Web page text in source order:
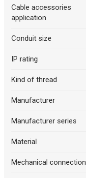
Cable accessories
application
Conduit size
IP rating
Kind of thread
Manufacturer
Manufacturer series
Material
Mechanical connection